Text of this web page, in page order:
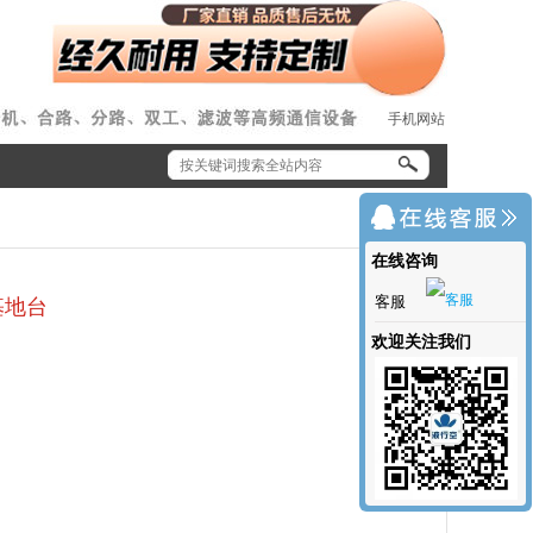
手机网站
台
在线咨询
客服
欢迎关注我们